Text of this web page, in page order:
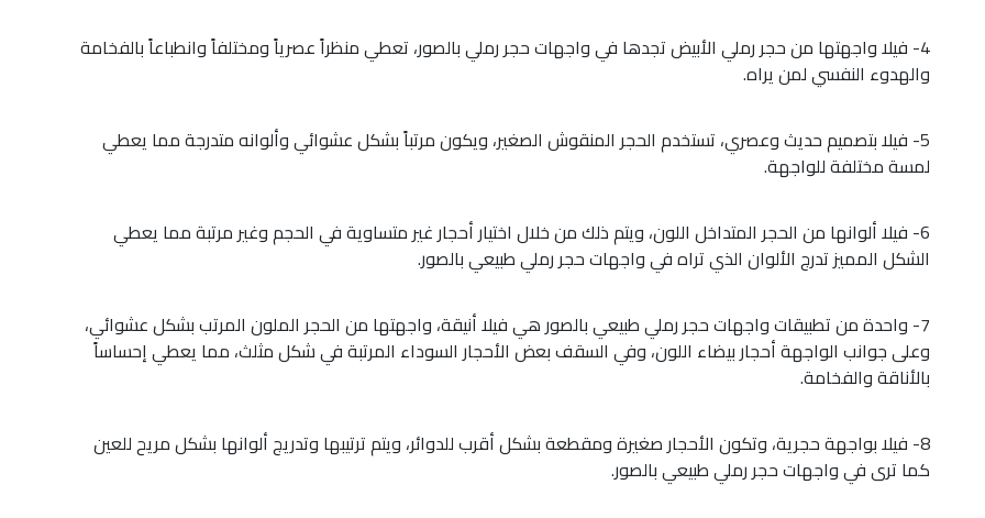
4- فيلا واجهتها من حجر رملي الأبيض تجدها في واجهات حجر رملي بالصور، تعطي منظراً عصرياً ومختلفاً وانطباعاً بالفخامة
والهدوء النفسي لمن يراه.
5- فيلا بتصميم حديث وعصري، تستخدم الحجر المنقوش الصغير، ويكون مرتباً بشكل عشوائي وألوانه متدرجة مما يعطي
لمسة مختلفة للواجهة.
6- فيلا ألوانها من الحجر المتداخل اللون، ويتم ذلك من خلال اختيار أحجار غير متساوية في الحجم وغير مرتبة مما يعطي
الشكل المميز تدرج الألوان الذي تراه في واجهات حجر رملي طبيعي بالصور.
7- واحدة من تطبيقات واجهات حجر رملي طبيعي بالصور هي فيلا أنيقة، واجهتها من الحجر الملون المرتب بشكل عشوائي،
وعلى جوانب الواجهة أحجار بيضاء اللون، وفي السقف بعض الأحجار السوداء المرتبة في شكل مثلث، مما يعطي إحساساً
بالأناقة والفخامة.
8- فيلا بواجهة حجرية، وتكون الأحجار صغيرة ومقطعة بشكل أقرب للدوائر، ويتم ترتيبها وتدريج ألوانها بشكل مريح للعين
كما ترى في واجهات حجر رملي طبيعي بالصور.